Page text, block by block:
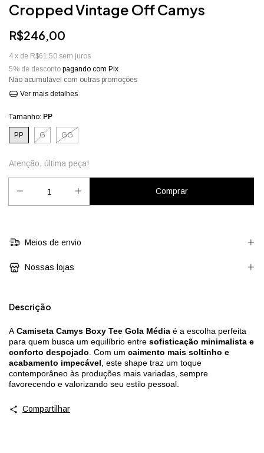
Cropped Vintage Off Camys
R$246,00
4 x de R$61,50 sem juros
5% de desconto pagando com Pix
Não acumulável com outras promoções
Ver mais detalhes
Tamanho: PP
PP G GG
Atenção, última peça!
Meios de envio
Nossas lojas
Descrição
A Camiseta Camys Boxy Tee Gola Média é a escolha perfeita
para quem busca um equilíbrio entre sofisticação minimalista e
conforto despojado . Com um caimento mais soltinho e
acabamento impecável , este shape traz um toque
contemporâneo às produções mais variadas, sempre
favorecendo e valorizando seu estilo pessoal.
Compartilhar